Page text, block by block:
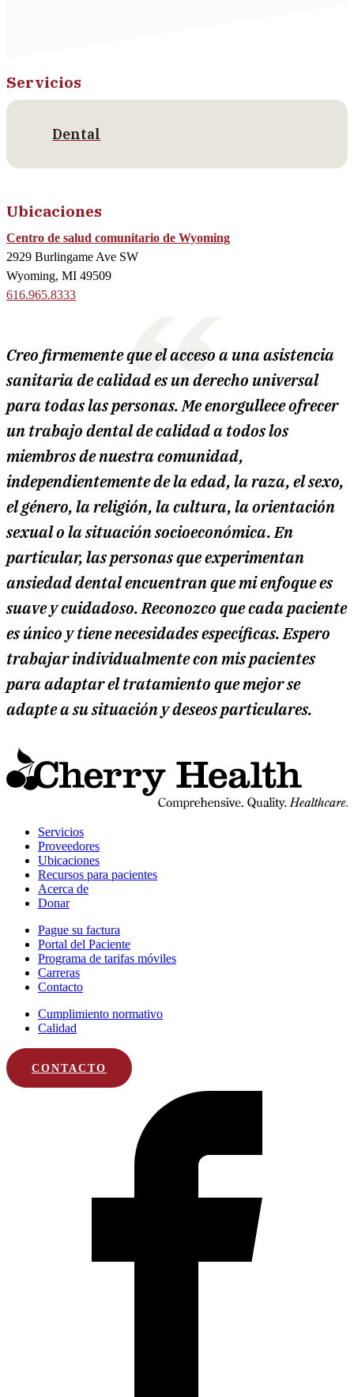
Servicios
Dental
Ubicaciones
Centro de salud comunitario de Wyoming
2929 Burlingame Ave SW
Wyoming, MI 49509
616.965.8333
Creo firmemente que el acceso a una asistencia
sanitaria de calidad es un derecho universal
para todas las personas. Me enorgullece ofrecer
un trabajo dental de calidad a todos los
miembros de nuestra comunidad,
independientemente de la edad, la raza, el sexo,
el género, la religión, la cultura, la orientación
sexual o la situación socioeconómica. En
particular, las personas que experimentan
ansiedad dental encuentran que mi enfoque es
suave y cuidadoso. Reconozco que cada paciente
es único y tiene necesidades específicas. Espero
trabajar individualmente con mis pacientes
para adaptar el tratamiento que mejor se
adapte a su situación y deseos particulares.
Servicios
Proveedores
Ubicaciones
Recursos para pacientes
Acerca de
Donar
Pague su factura
Portal del Paciente
Programa de tarifas móviles
Carreras
Contacto
Cumplimiento normativo
Calidad
CONTACTO